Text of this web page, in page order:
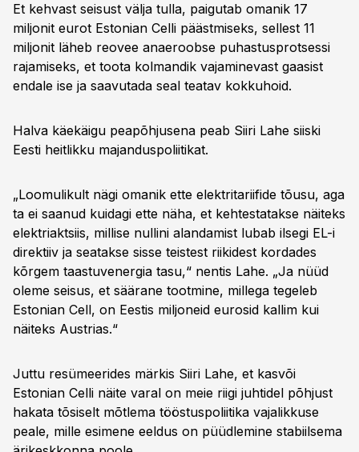
Et kehvast seisust välja tulla, paigutab omanik 17
miljonit eurot Estonian Celli päästmiseks, sellest 11
miljonit läheb reovee anaeroobse puhastusprotsessi
rajamiseks, et toota kolmandik vajaminevast gaasist
endale ise ja saavutada seal teatav kokkuhoid.
Halva käekäigu peapõhjusena peab Siiri Lahe siiski
Eesti heitlikku majanduspoliitikat.
„Loomulikult nägi omanik ette elektritariifide tõusu, aga
ta ei saanud kuidagi ette näha, et kehtestatakse näiteks
elektriaktsiis, millise nullini alandamist lubab ilsegi EL-i
direktiiv ja seatakse sisse teistest riikidest kordades
kõrgem taastuvenergia tasu,“ nentis Lahe. „Ja nüüd
oleme seisus, et säärane tootmine, millega tegeleb
Estonian Cell, on Eestis miljoneid eurosid kallim kui
näiteks Austrias.“
Juttu resümeerides märkis Siiri Lahe, et kasvõi
Estonian Celli näite varal on meie riigi juhtidel põhjust
hakata tõsiselt mõtlema tööstuspoliitika vajalikkuse
peale, mille esimene eeldus on püüdlemine stabiilsema